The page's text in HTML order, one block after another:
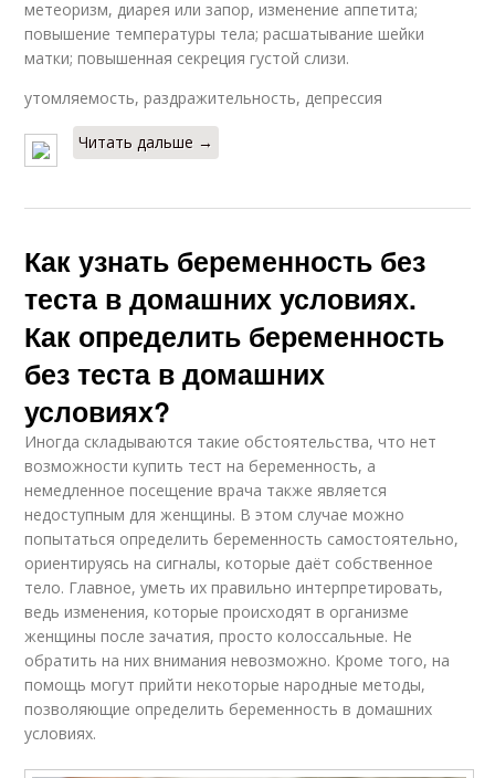
метеоризм, диарея или запор, изменение аппетита;
повышение температуры тела; расшатывание шейки
матки; повышенная секреция густой слизи.
утомляемость, раздражительность, депрессия
Читать дальше →
Как узнать беременность без
теста в домашних условиях.
Как определить беременность
без теста в домашних
условиях?
Иногда складываются такие обстоятельства, что нет
возможности купить тест на беременность, а
немедленное посещение врача также является
недоступным для женщины. В этом случае можно
попытаться определить беременность самостоятельно,
ориентируясь на сигналы, которые даёт собственное
тело. Главное, уметь их правильно интерпретировать,
ведь изменения, которые происходят в организме
женщины после зачатия, просто колоссальные. Не
обратить на них внимания невозможно. Кроме того, на
помощь могут прийти некоторые народные методы,
позволяющие определить беременность в домашних
условиях.